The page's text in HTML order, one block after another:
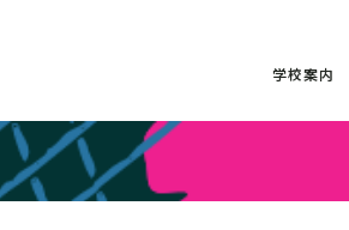
学校案内